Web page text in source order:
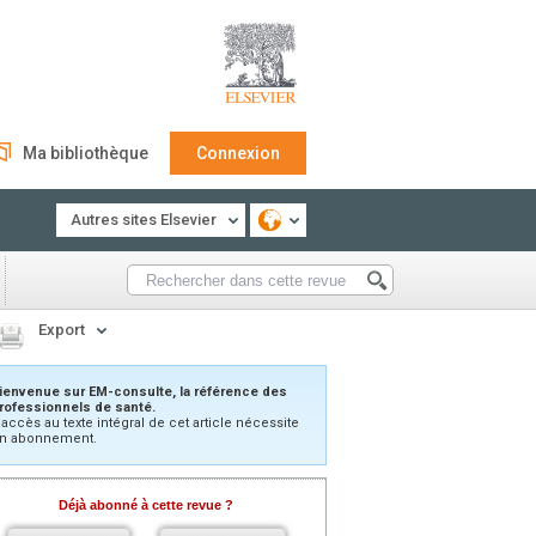
Ma bibliothèque Connexion
Autres sites Elsevier
Export
sur EM-consulte, la référence des
de santé.
au texte intégral de cet article nécessite
abonnement.
Déjà abonné à cette revue ?